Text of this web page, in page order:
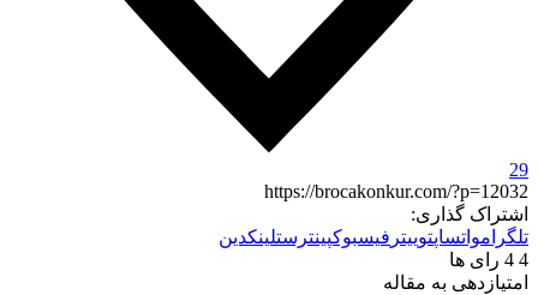
29
https://brocakonkur.com/?p=12032
اشتراک گذاری:
تلگرامواتساپتوییتر فیسبوکپینترستلینکدین
4
4 رای ها
امتیازدهی به مقاله